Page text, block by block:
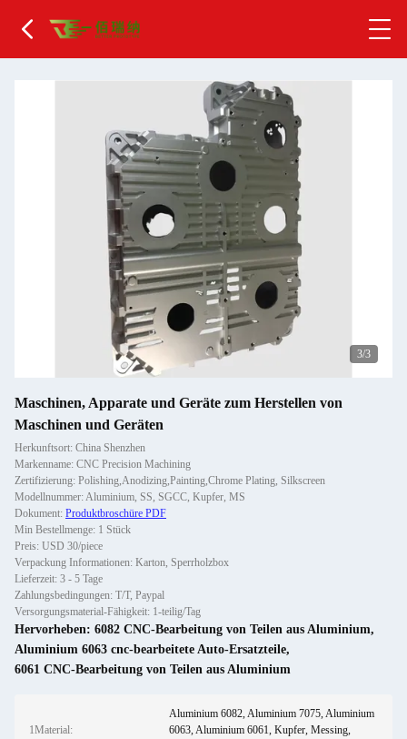
1/3
Maschinen, Apparate und Geräte zum Herstellen von
Maschinen und Geräten
Herkunftsort: China Shenzhen
Markenname: CNC Precision Machining
Zertifizierung: Polishing,Anodizing,Painting,Chrome Plating, Silkscreen
Modellnummer: Aluminium, SS, SGCC, Kupfer, MS
Dokument: Produktbroschüre PDF
Min Bestellmenge: 1 Stück
Preis: USD 30/piece
Verpackung Informationen: Karton, Sperrholzbox
Lieferzeit: 3 - 5 Tage
Zahlungsbedingungen: T/T, Paypal
Versorgungsmaterial-Fähigkeit: 1-teilig/Tag
Hervorheben: 6082 CNC-Bearbeitung von Teilen aus Aluminium,
Aluminium 6063 cnc-bearbeitete Auto-Ersatzteile,
6061 CNC-Bearbeitung von Teilen aus Aluminium
1Material:
Aluminium 6082, Aluminium 7075, Aluminium
6063, Aluminium 6061, Kupfer, Messing,